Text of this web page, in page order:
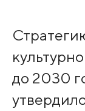
до 2030